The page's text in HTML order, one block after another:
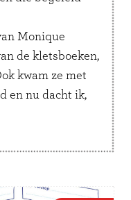
Monique
de kletsboeken,
kwam ze met
en nu dacht ik,
als begeleiding
vinden.’
printable